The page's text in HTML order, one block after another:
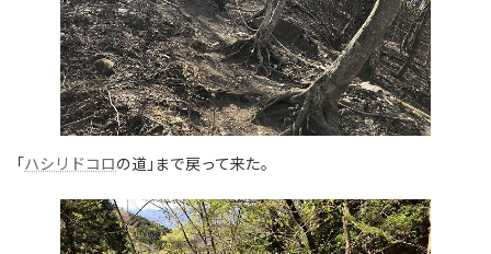
｢ ハシリドコロの道｣まで戻って来た。